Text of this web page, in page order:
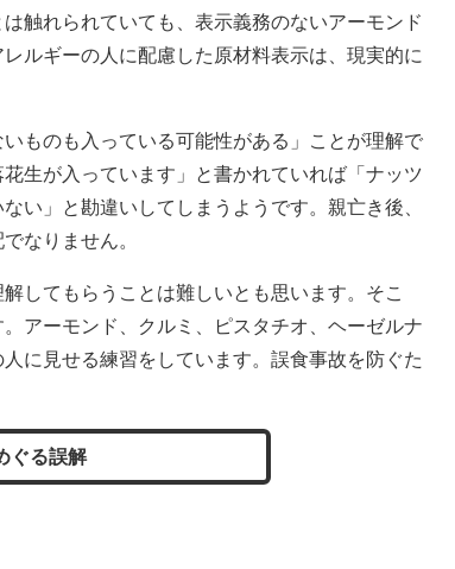
触れられていても、表示義務のないアーモンド
ルギーの人に配慮した原材料表示は、現実的に
ものも入っている可能性がある」ことが理解で
生が入っています」と書かれていれば「ナッツ
い」と勘違いしてしまうようです。親亡き後、
なりません。
してもらうことは難しいとも思います。そこ
アーモンド、クルミ、ピスタチオ、ヘーゼルナ
に見せる練習をしています。誤食事故を防ぐた
ぐる誤解